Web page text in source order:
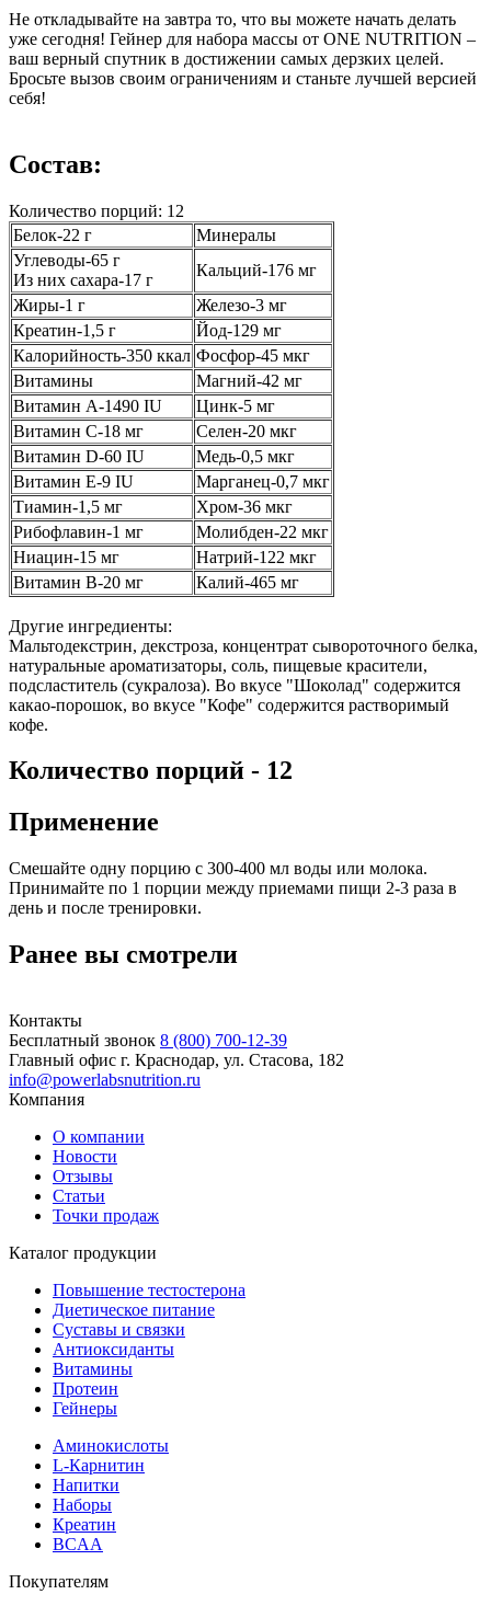
Не откладывайте на завтра то, что вы можете начать делать
уже сегодня! Гейнер для набора массы от ONE NUTRITION –
ваш верный спутник в достижении самых дерзких целей.
Бросьте вызов своим ограничениям и станьте лучшей версией
себя!
Состав:
Количество порций: 12
Белок-22 г
Минералы
Углеводы-65 г
Из них сахара-17 г
Кальций-176 мг
Жиры-1 г
Железо-3 мг
Креатин-1,5 г
Йод-129 мг
Калорийность-350 ккал Фосфор-45 мкг
Витамины
Магний-42 мг
Витамин А-1490 IU
Цинк-5 мг
Витамин С-18 мг
Селен-20 мкг
Витамин D-60 IU
Медь-0,5 мкг
Витамин E-9 IU
Марганец-0,7 мкг
Тиамин-1,5 мг
Хром-36 мкг
Рибофлавин-1 мг
Молибден-22 мкг
Ниацин-15 мг
Натрий-122 мкг
Витамин B-20 мг
Калий-465 мг
Другие ингредиенты:
Мальтодекстрин, декстроза, концентрат сывороточного белка,
натуральные ароматизаторы, соль, пищевые красители,
подсластитель (сукралоза). Во вкусе "Шоколад" содержится
какао-порошок, во вкусе "Кофе" содержится растворимый
кофе.
Количество порций - 12
Применение
Смешайте одну порцию с 300-400 мл воды или молока.
Принимайте по 1 порции между приемами пищи 2-3 раза в
день и после тренировки.
Ранее вы смотрели
Контакты
Бесплатный звонок 8 (800) 700-12-39
Главный офис г. Краснодар, ул. Стасова, 182
info@powerlabsnutrition.ru
Компания
О компании
Новости
Отзывы
Статьи
Точки продаж
Каталог продукции
Повышение тестостерона
Диетическое питание
Суставы и связки
Антиоксиданты
Витамины
Протеин
Гейнеры
Аминокислоты
L-Карнитин
Напитки
Наборы
Креатин
BCAA
Покупателям